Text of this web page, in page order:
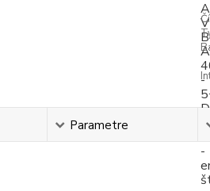
Parametre